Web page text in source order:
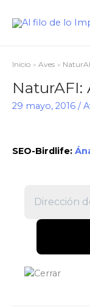
Inicio Aves
NaturAFI:
29 mayo, 2016 /
SEO-Birdlife: